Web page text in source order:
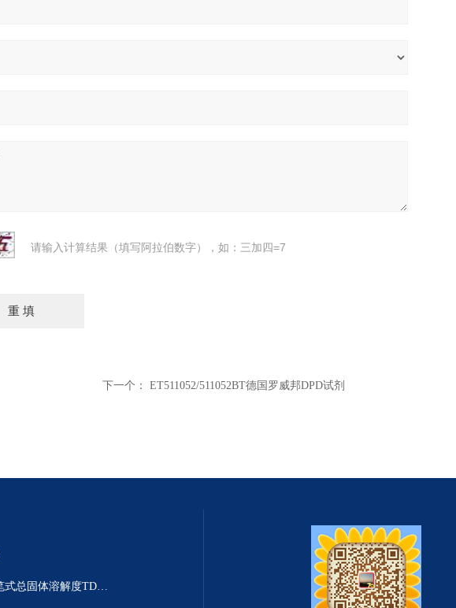
请输入计算结果（填写阿拉伯数字），如：三加四=7
下一个： ET511052/511052BT德国罗威邦DPD试剂
HI98301/HI98302笔式总固体溶解度TDS测定仪